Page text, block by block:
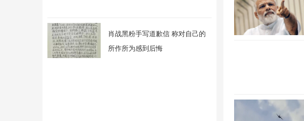
肖战黑粉手写道歉信 称对自己的
所作所为感到后悔